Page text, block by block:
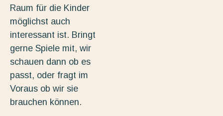
Raum für die Kinder
möglichst auch
interessant ist. Bringt
gerne Spiele mit, wir
schauen dann ob es
passt, oder fragt im
Voraus ob wir sie
brauchen können.